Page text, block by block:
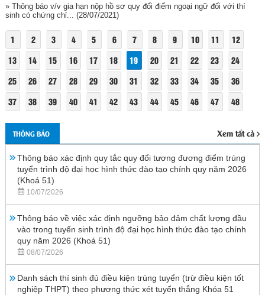
» Thông báo v/v gia hạn nộp hồ sơ quy đổi điểm ngoại ngữ đối với thí
sinh có chứng chỉ... (28/07/2021)
1 2 3 4 5 6 7 8 9 10 11
12
13
14 15 16 17 18 19 20 21 22 23
24
25
26 27 28 29 30 31 32 33 34 35
36
37
38 39 40 41 42 43 44 45 46 47 48
THÔNG BÁO Xem tất cả
Thông báo xác định quy tắc quy đổi tương đương điểm trúng
tuyển trình độ đại học hình thức đào tạo chính quy năm 2026
(Khoá 51)
10/07/2026
Thông báo về việc xác định ngưỡng bảo đảm chất lượng đầu
vào trong tuyển sinh trình độ đại học hình thức đào tạo chính
quy năm 2026 (Khoá 51)
08/07/2026
Danh sách thí sinh đủ điều kiện trúng tuyển (trừ điều kiện tốt
nghiệp THPT) theo phương thức xét tuyển thẳng Khóa 51